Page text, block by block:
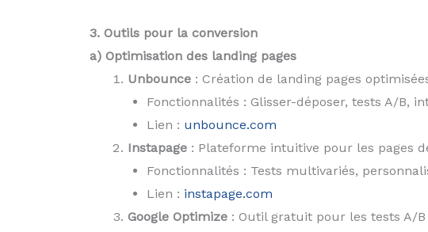
3. Outils pour la conversion
a) Optimisation des landing pages
Unbounce: Création de landing pages
Fonctionnalités : Glisser-déposer, tests A/B,
Lien : unbounce.com
Instapage: Plateforme intuitive pour les pages
Fonctionnalités : Tests multivariés,
Lien : instapage.com
Google Optimize: Outil gratuit pour les tests A/B